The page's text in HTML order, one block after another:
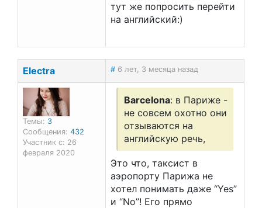
тут же попросить перейти
на английский:)
Electra # 6 лет, 3 месяца назад
Темы: 3
Сообщения: 432
Участник с: 26
февраля 2020
Barcelona: в Париже -
не совсем охотно они
отзываются на
английскую речь,
Это что, таксист в
аэропорту Парижа не
хотел понимать даже “Yes”
и “No”! Его прямо